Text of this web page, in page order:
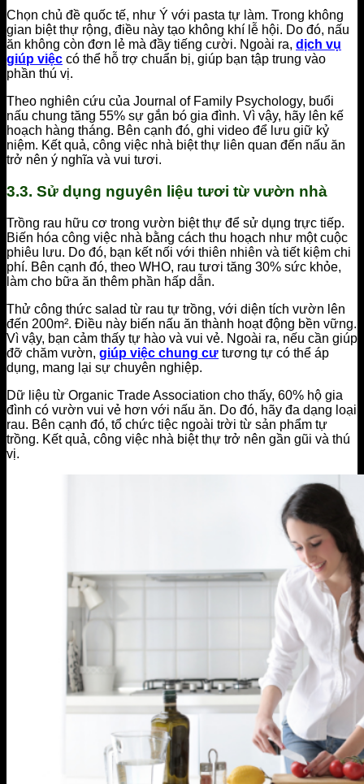
Chọn chủ đề quốc tế, như Ý với pasta tự làm. Trong không
gian biệt thự rộng, điều này tạo không khí lễ hội. Do đó, nấu
ăn không còn đơn lẻ mà đầy tiếng cười. Ngoài ra, dịch vụ
giúp việc có thể hỗ trợ chuẩn bị, giúp bạn tập trung vào
phần thú vị.
Theo nghiên cứu của Journal of Family Psychology, buổi
nấu chung tăng 55% sự gắn bó gia đình. Vì vậy, hãy lên kế
hoạch hàng tháng. Bên cạnh đó, ghi video để lưu giữ kỷ
niệm. Kết quả, công việc nhà biệt thự liên quan đến nấu ăn
trở nên ý nghĩa và vui tươi.
3.3. Sử dụng nguyên liệu tươi từ vườn nhà
Trồng rau hữu cơ trong vườn biệt thự để sử dụng trực tiếp.
Biến hóa công việc nhà bằng cách thu hoạch như một cuộc
phiêu lưu. Do đó, bạn kết nối với thiên nhiên và tiết kiệm chi
phí. Bên cạnh đó, theo WHO, rau tươi tăng 30% sức khỏe,
làm cho bữa ăn thêm phần hấp dẫn.
Thử công thức salad từ rau tự trồng, với diện tích vườn lên
đến 200m². Điều này biến nấu ăn thành hoạt động bền vững.
Vì vậy, bạn cảm thấy tự hào và vui vẻ. Ngoài ra, nếu cần giúp
đỡ chăm vườn, giúp việc chung cư tương tự có thể áp
dụng, mang lại sự chuyên nghiệp.
Dữ liệu từ Organic Trade Association cho thấy, 60% hộ gia
đình có vườn vui vẻ hơn với nấu ăn. Do đó, hãy đa dạng loại
rau. Bên cạnh đó, tổ chức tiệc ngoài trời từ sản phẩm tự
trồng. Kết quả, công việc nhà biệt thự trở nên gần gũi và thú
vị.